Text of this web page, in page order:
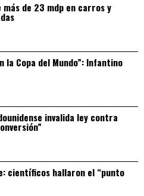
más de 23 mdp en carros y
la Copa del Mundo”: Infantino
invalida ley contra
científicos hallaron el “punto